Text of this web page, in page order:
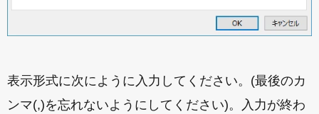
表示形式に次にように入力してください。(最後のカ
ンマ(,)を忘れないようにしてください)。入力が終わ